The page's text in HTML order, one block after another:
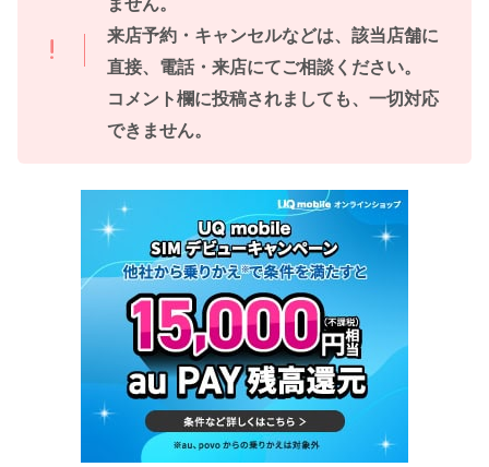
ません。
来店予約・キャンセルなどは、該当店舗に
直接、電話・来店にてご相談ください。
コメント欄に投稿されましても、一切対応
できません。